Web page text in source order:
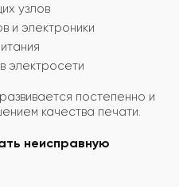
узлов
и электроники
электросети
постепенно и
качества печати.
неисправную